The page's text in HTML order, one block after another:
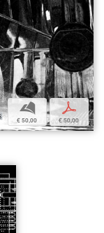
b
€ 50,00
p
€ 50,00